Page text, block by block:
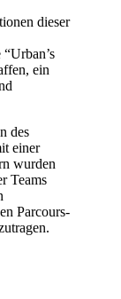
dieser
ein
des
einer
wurden
Teams
Parcours-